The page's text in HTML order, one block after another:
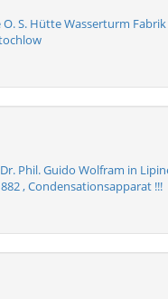
O. S. Hütte Wasserturm
Phil. Guido Wolfram in
, Condensationsapparat !!!